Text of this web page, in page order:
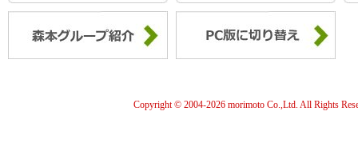
Copyright © 2004-2026 morimoto Co.,Ltd. All Rights